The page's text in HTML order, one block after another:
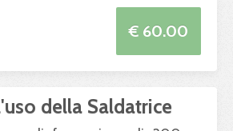
€ 60.00
della Saldatrice